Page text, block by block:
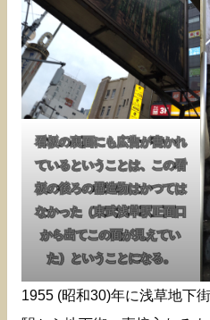
看板の裏面にも広告が書かれ
ているということは、この看
板の後ろの構造物はかつては
なかった（東武浅草駅正面口
から出てこの面が見えてい
た）ということになる。
1955 (昭和30)年に浅草地下